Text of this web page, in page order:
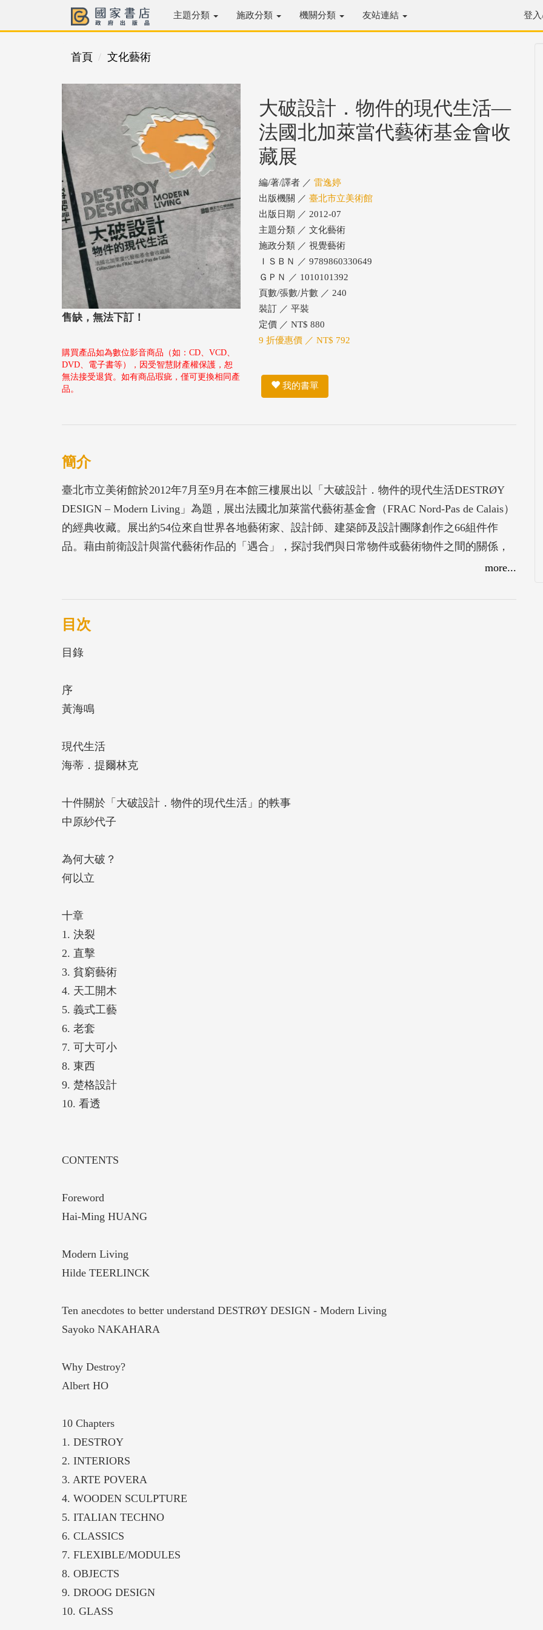
主題分類 施政分類 機關分類 友站連結 登
首頁 文化藝術
售缺，無法下訂！
購買產品如為數位影音商品（如：CD、VCD、
DVD、電子書等），因受智慧財產權保護，恕
無法接受退貨。如有商品瑕疵，僅可更換相同產
品。
大破設計．物件的現代生活―
法國北加萊當代藝術基金會收
藏展
編/著/譯者 ／ 雷逸婷
出版機關 ／ 臺北市立美術館
出版日期 ／ 2012-07
主題分類 ／ 文化藝術
施政分類 ／ 視覺藝術
ＩＳＢＮ ／ 9789860330649
ＧＰＮ ／ 1010101392
頁數/張數/片數 ／ 240
裝訂 ／ 平裝
定價 ／ NT$ 880
9 折優惠價 ／ NT$ 792
我的書單
簡介
臺北市立美術館於2012年7月至9月在本館三樓展出以「大破設計．物件的現代生活DESTRØY
DESIGN – Modern Living」為題，展出法國北加萊當代藝術基金會（FRAC Nord-Pas de Calais）
的經典收藏。展出約54位來自世界各地藝術家、設計師、建築師及設計團隊創作之66組件作
品。藉由前衛設計與當代藝術作品的「遇合」，探討我們與日常物件或藝術物件之間的關係，
以及這些物件對我們週遭生活的影響。創作年代始自1960年代，橫跨半個世紀。策展人為法國
有價值觀、重新思考現存體制的意涵。策展人利用許多指標性的設計師與藝術家作品來探討許
多觀念性議題，將展品分為十個章節。本書收錄法方提供的策展論述與臺灣學者以亞洲觀點所
more...
目次
目錄
序
黃海鳴
現代生活
海蒂．提爾林克
十件關於「大破設計．物件的現代生活」的軼事
中原紗代子
為何大破？
何以立
十章
1. 決裂
2. 直擊
3. 貧窮藝術
4. 天工開木
5. 義式工藝
6. 老套
7. 可大可小
8. 東西
9. 楚格設計
10. 看透
CONTENTS
Foreword
Hai-Ming HUANG
Modern Living
Hilde TEERLINCK
Ten anecdotes to better understand DESTRØY DESIGN - Modern Living
Sayoko NAKAHARA
Why Destroy?
Albert HO
10 Chapters
1. DESTROY
2. INTERIORS
3. ARTE POVERA
4. WOODEN SCULPTURE
5. ITALIAN TECHNO
6. CLASSICS
7. FLEXIBLE/MODULES
8. OBJECTS
9. DROOG DESIGN
10. GLASS